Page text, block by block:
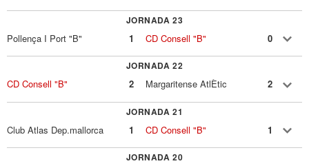
JORNADA 23
Pollença I Port "B" 1 CD Consell "B" 0
JORNADA 22
CD Consell "B" 2 Margaritense AtlÈtic 2
JORNADA 21
Club Atlas Dep.mallorca 1 CD Consell "B" 1
JORNADA 20